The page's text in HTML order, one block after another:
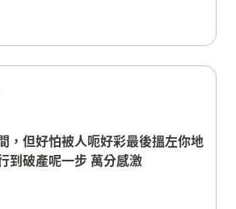
，但好怕被人呃好彩最後搵左你地
到破產呢一步 萬分感激